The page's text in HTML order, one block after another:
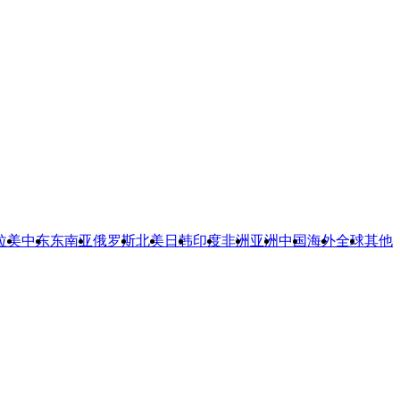
美中东东南亚俄罗斯北美 日韩印度非洲 亚洲中国海外全球其他